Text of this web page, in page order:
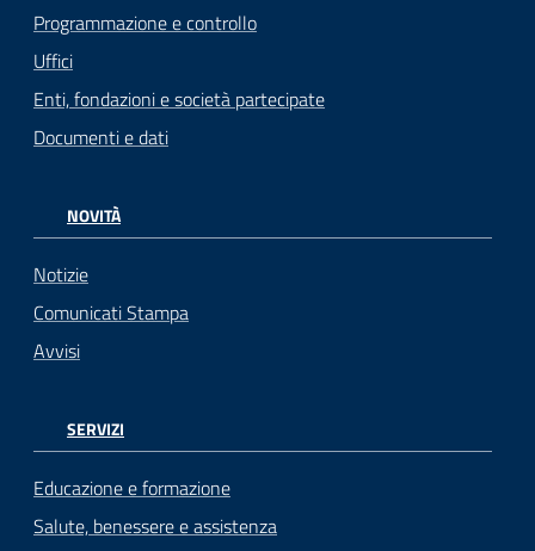
Programmazione e controllo
Uffici
Enti, fondazioni e società partecipate
Documenti e dati
NOVITÀ
Notizie
Comunicati Stampa
Avvisi
SERVIZI
Educazione e formazione
Salute, benessere e assistenza